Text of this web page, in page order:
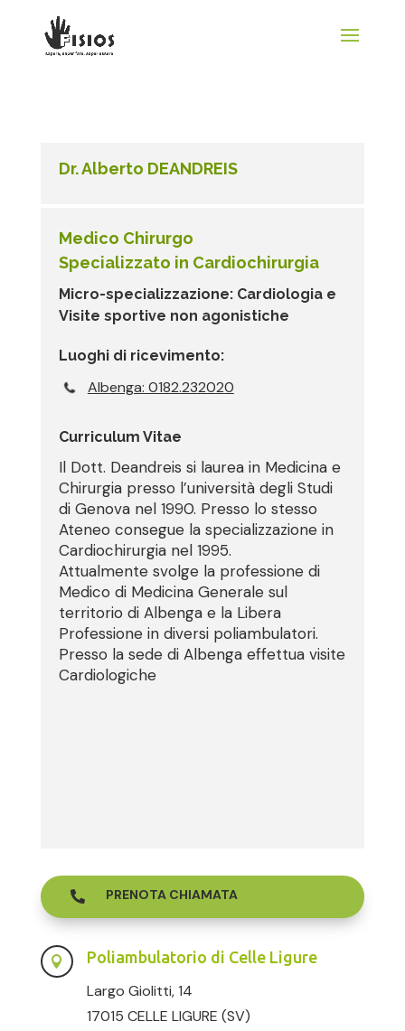
Dr. Alberto DEANDREIS
Medico Chirurgo
Specializzato in Cardiochirurgia
Micro-specializzazione: Cardiologia e
Visite sportive non agonistiche
Luoghi di ricevimento:
Albenga: 0182.232020
Curriculum Vitae
Il Dott. Deandreis si laurea in Medicina e
Chirurgia presso l’università degli Studi
di Genova nel 1990. Presso lo stesso
Ateneo consegue la specializzazione in
Cardiochirurgia nel 1995.
Attualmente svolge la professione di
Medico di Medicina Generale sul
territorio di Albenga e la Libera
Professione in diversi poliambulatori.
Presso la sede di Albenga effettua visite
Cardiologiche
 PRENOTA CHIAMATA
 Poliambulatorio di Celle Ligure
Largo Giolitti, 14
17015 CELLE LIGURE (SV)